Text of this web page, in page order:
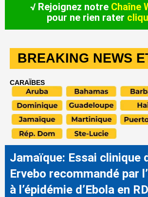
√ Rejoignez notre Chaîne
pour ne rien rater
BREAKING NEWS
CARAÏBES
Jamaïque: Essai clinique
Ervebo recommandé par
à l’épidémie d’Ebola en